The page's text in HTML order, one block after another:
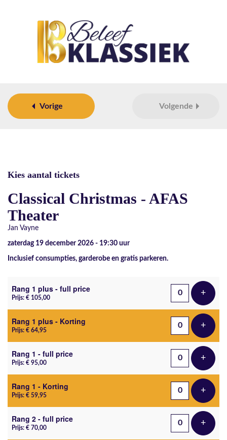
Vorige Volgende
Kies aantal tickets
Classical Christmas - AFAS
Theater
Jan Vayne
zaterdag 19 december 2026 - 19:30 uur
Inclusief consumpties, garderobe en gratis parkeren.
Rang 1 plus - full price
Prijs: € 105,00 +Voeg
Rang 1 plus - Korting
Prijs: € 64,95 +Voeg
Rang 1 - full price
Prijs: € 95,00 +Voeg
Rang 1 - Korting
Prijs: € 59,95 +Voeg
Rang 2 - full price
Prijs: € 70,00 +Voeg